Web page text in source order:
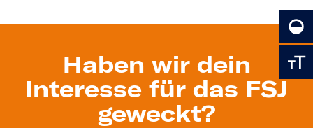
Haben wir dein
Interesse für das FSJ
geweckt?